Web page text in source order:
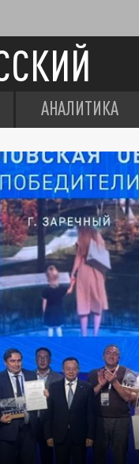
АНАЛИТИКА